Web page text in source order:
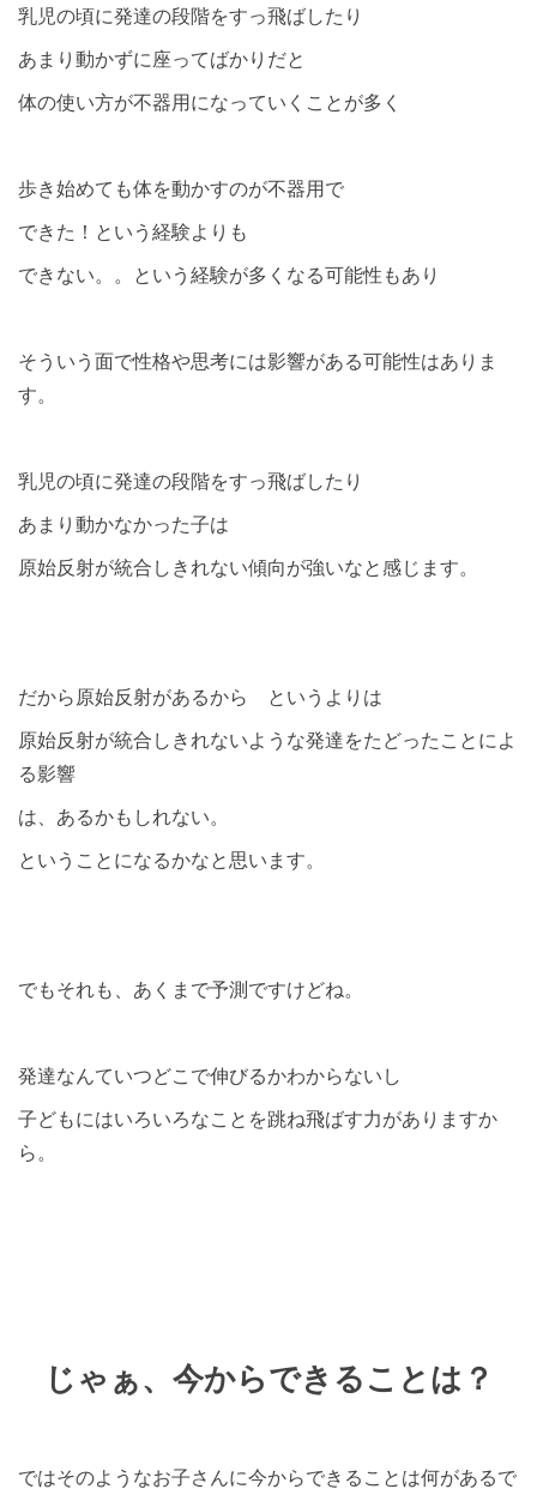
乳児の頃に発達の段階をすっ飛ばしたり
あまり動かずに座ってばかりだと
体の使い方が不器用になっていくことが多く
歩き始めても体を動かすのが不器用で
できた！という経験よりも
できない。。という経験が多くなる可能性もあり
そういう面で性格や思考には影響がある可能性はありま
す。
乳児の頃に発達の段階をすっ飛ばしたり
あまり動かなかった子は
原始反射が統合しきれない傾向が強いなと感じます。
だから原始反射があるから というよりは
原始反射が統合しきれないような発達をたどったことによ
る影響
は、あるかもしれない。
ということになるかなと思います。
でもそれも、あくまで予測ですけどね。
発達なんていつどこで伸びるかわからないし
子どもにはいろいろなことを跳ね飛ばす力がありますか
ら。
じゃぁ、今からできることは？
ではそのようなお子さんに今からできることは何があるで